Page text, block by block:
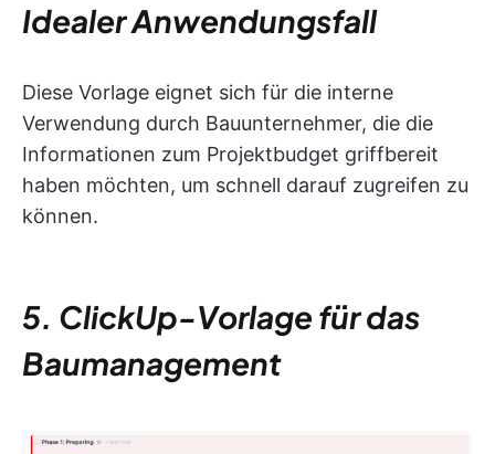
Idealer Anwendungsfall
Diese Vorlage eignet sich für die interne
Verwendung durch Bauunternehmer, die die
Informationen zum Projektbudget griffbereit
haben möchten, um schnell darauf zugreifen zu
können.
5. ClickUp-Vorlage für das
Baumanagement